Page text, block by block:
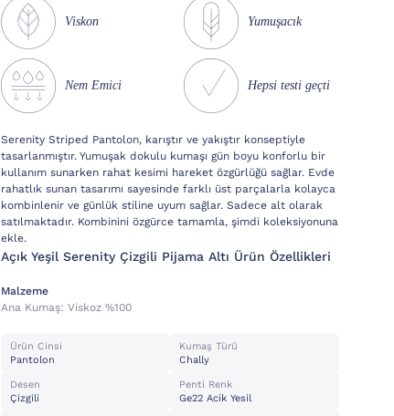
Viskon Yumuşacık
Nem Emici Hepsi testi geçti
Serenity Striped Pantolon, karıştır ve yakıştır konseptiyle
tasarlanmıştır. Yumuşak dokulu kumaşı gün boyu konforlu bir
kullanım sunarken rahat kesimi hareket özgürlüğü sağlar. Evde
rahatlık sunan tasarımı sayesinde farklı üst parçalarla kolayca
kombinlenir ve günlük stiline uyum sağlar. Sadece alt olarak
satılmaktadır. Kombinini özgürce tamamla, şimdi koleksiyonuna
ekle.
Açık Yeşil Serenity Çizgili Pijama Altı Ürün Özellikleri
Malzeme
Ana Kumaş: Vi̇skoz %100
Ürün Cinsi
Pantolon
Kumaş Türü
Chally
Desen
Çizgili
Penti Renk
Ge22 Acik Yesil